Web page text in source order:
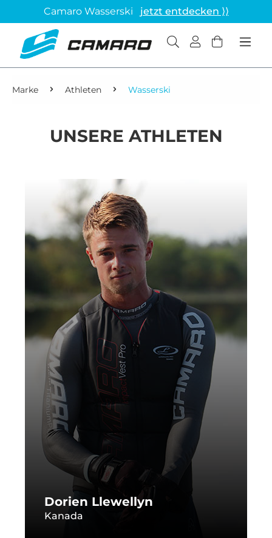
Camaro Wasserski jetzt entdecken ⟩⟩
Marke Athleten Wasserski
UNSERE ATHLETEN
Dorien Llewellyn
Kanada